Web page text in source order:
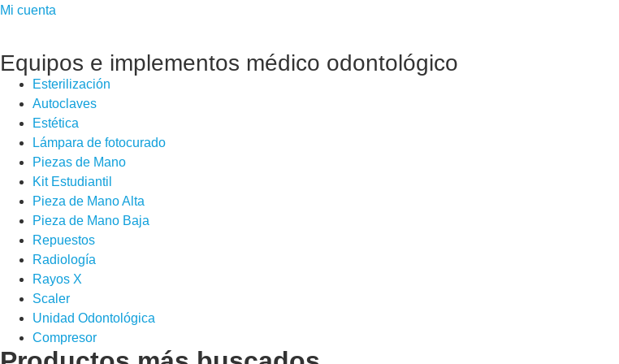
Mi cuenta
Equipos e implementos médico odontológico
Esterilización
Autoclaves
Estética
Lámpara de fotocurado
Piezas de Mano
Kit Estudiantil
Pieza de Mano Alta
Pieza de Mano Baja
Repuestos
Radiología
Rayos X
Scaler
Unidad Odontológica
Compresor